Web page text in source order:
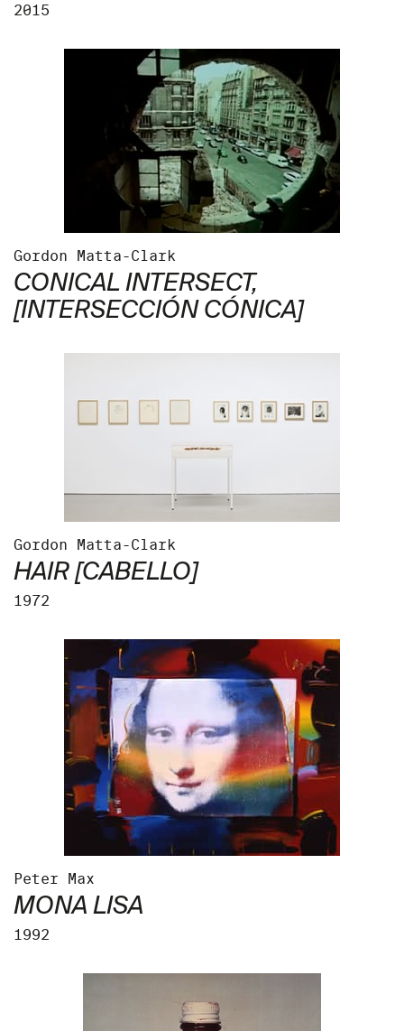
2015
Gordon Matta-Clark
CONICAL INTERSECT,
[INTERSECCIÓN CÓNICA]
Gordon Matta-Clark
HAIR [CABELLO]
1972
Peter Max
MONA LISA
1992